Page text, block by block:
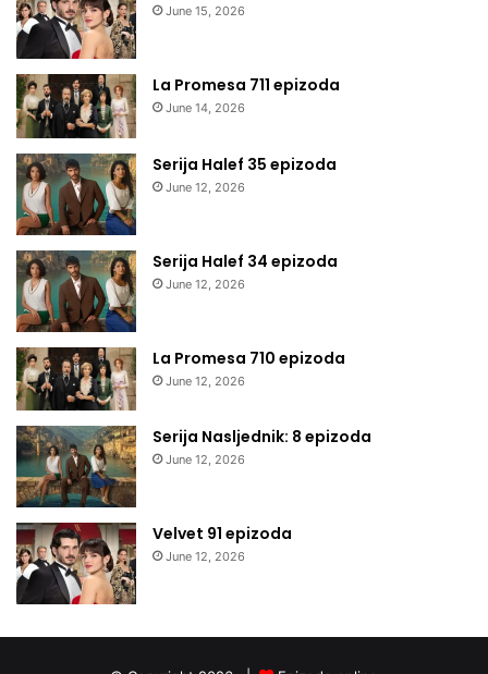
June 15, 2026
La Promesa 711 epizoda
June 14, 2026
Serija Halef 35 epizoda
June 12, 2026
Serija Halef 34 epizoda
June 12, 2026
La Promesa 710 epizoda
June 12, 2026
Serija Nasljednik: 8 epizoda
June 12, 2026
Velvet 91 epizoda
June 12, 2026